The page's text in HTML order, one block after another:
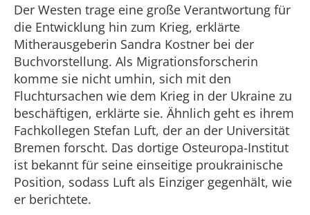
Der Westen trage eine große Verantwortung für
die Entwicklung hin zum Krieg, erklärte
Mitherausgeberin Sandra Kostner bei der
Buchvorstellung. Als Migrationsforscherin
komme sie nicht umhin, sich mit den
Fluchtursachen wie dem Krieg in der Ukraine zu
beschäftigen, erklärte sie. Ähnlich geht es ihrem
Fachkollegen Stefan Luft, der an der Universität
Bremen forscht. Das dortige Osteuropa-Institut
ist bekannt für seine einseitige proukrainische
Position, sodass Luft als Einziger gegenhält, wie
er berichtete.